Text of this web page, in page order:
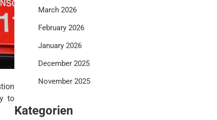
to
March 2026
February 2026
January 2026
December 2025
November 2025
Kategorien